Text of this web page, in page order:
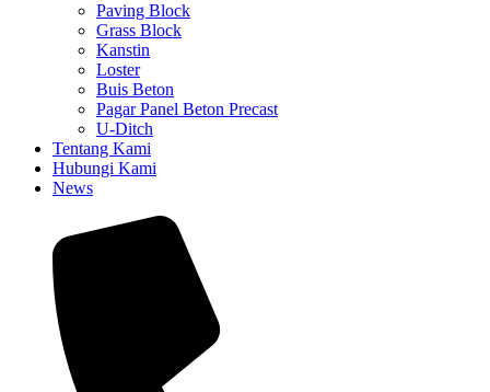
Paving Block
Grass Block
Kanstin
Loster
Buis Beton
Pagar Panel Beton Precast
U-Ditch
Tentang Kami
Hubungi Kami
News